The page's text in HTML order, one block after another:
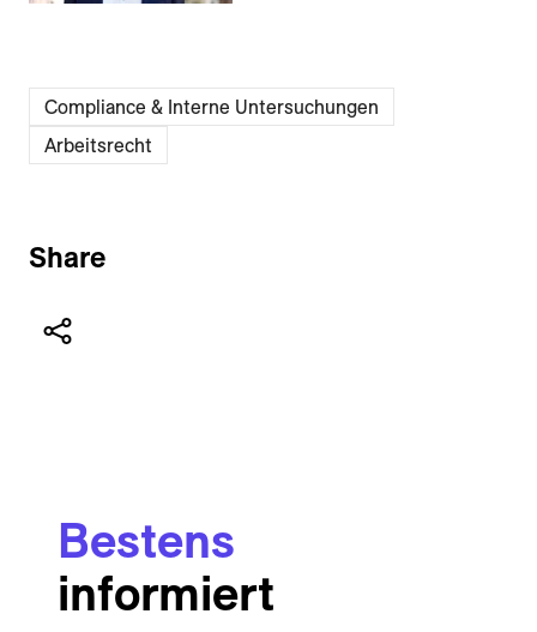
Compliance & Interne Untersuchungen
Arbeitsrecht
Share
Bestens
informiert